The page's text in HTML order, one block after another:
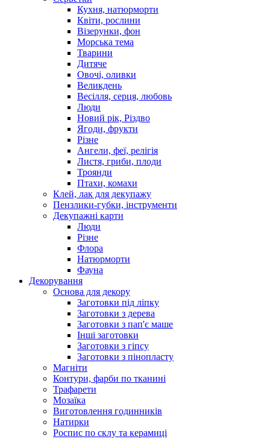
Кухня, натюрморти
Квіти, рослини
Візерунки, фон
Морська тема
Тварини
Дитяче
Овочі, оливки
Великдень
Весілля, серця, любовь
Люди
Новий рік, Різдво
Ягоди, фрукти
Різне
Ангели, феї, релігія
Листя, гриби, плоди
Троянди
Птахи, комахи
Клей, лак для декупажу
Пензлики-губки, інструменти
Декупажні карти
Люди
Різне
Флора
Натюрморти
Фауна
Декорування
Основа для декору
Заготовки під ліпку
Заготовки з дерева
Заготовки з пап'є маше
Інші заготовки
Заготовки з гіпсу
Заготовки з пінопласту
Магніти
Контури, фарби по тканині
Трафарети
Мозаїка
Виготовлення годинників
Натирки
Роспис по склу та керамиці